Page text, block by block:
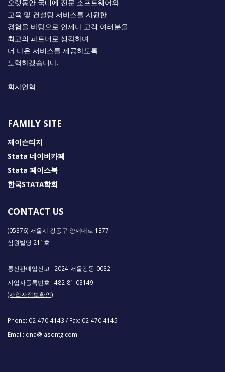
오랫동안 국내에 전문 소프트웨어와
교육 및 컨설팅 서비스를 지원한
경험을 바탕으로 언제나 고객 여러분을
최고의 파트너로 생각하며
더 나은 서비스를 제공하도록
노력하겠습니다.
회사연혁
FAMILY SITE
제이슨티지
Stata 네이버카페
Stata 페이스북
한국STATA학회
CONTACT US
(05376) 서울시 강동구 양재대로 1377
삼원빌딩 211호
통신판매업신고 : 2024-서울강동-0032
사업자등록번호 : 482-81-03149
(사업자정보확인)
Phone: 02-470-4143 / Fax: 02-470-4145
Email: qna@jasontg.com